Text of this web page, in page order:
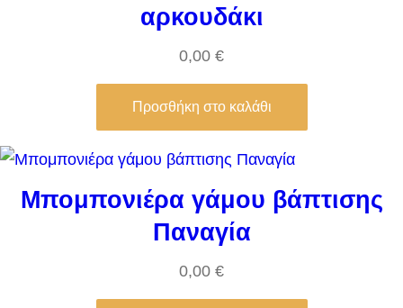
αρκουδάκι
0,00 €
Προσθήκη στο καλάθι
Μπομπονιέρα γάμου βάπτισης
Παναγία
0,00 €